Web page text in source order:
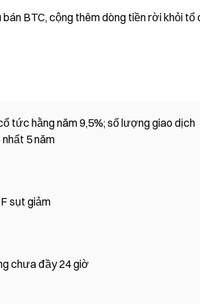
BTC, cộng thêm dòng tiền rời khỏi tổ
tức hằng năm 9,5%; số lượng giao dịch
5 năm
sụt giảm
chưa đầy 24 giờ